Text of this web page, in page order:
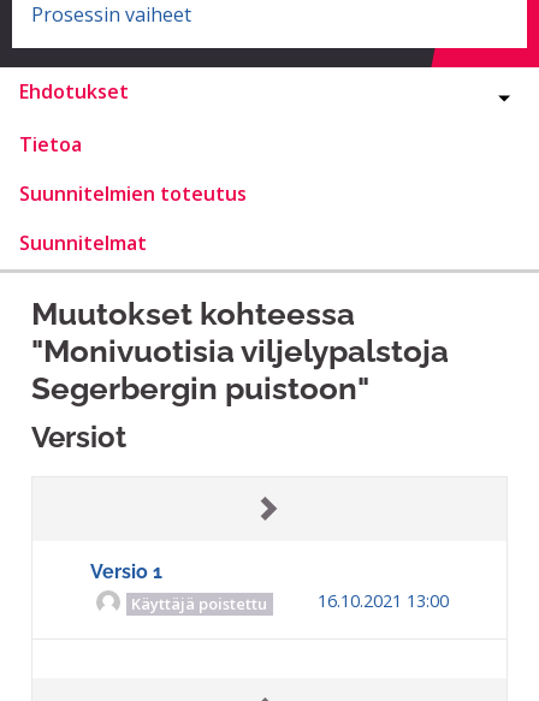
Prosessin vaiheet
Ehdotukset
Tietoa
Suunnitelmien toteutus
Suunnitelmat
Muutokset kohteessa
"Monivuotisia viljelypalstoja
Segerbergin puistoon"
Versiot
Versio 1
Käyttäjä poistettu 16.10.2021 13:00